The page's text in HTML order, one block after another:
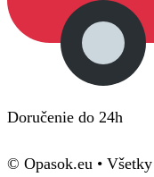
Doručenie do 24h
© Opasok.eu •